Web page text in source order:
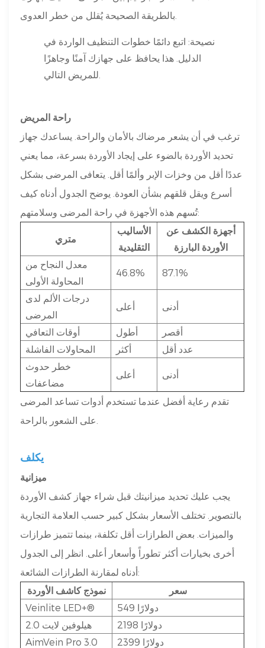
نصيحة: اتبع دائمًا خطوات التنظيف الواردة في
الدليل. هذا يحافظ على جهازك آمنًا وجاهزًا
راحة المريض
ترغب في أن يشعر مرضاك بالأمان والراحة. يساعدك جهاز
تحديد الأوردة بالضوء على إيجاد الأوردة بسرعة، مما يعني
عددًا أقل من وخزات الإبر وألمًا أقل. يتعافى المرضى بشكل
أسرع ويقل قلقهم بشأن العودة. يوضح الجدول أدناه كيف
تُسهم هذه الأجهزة في راحة المرضى وسلامتهم:
متري
الأساليب
التقليدية
أجهزة الكشف عن
الأوردة البارزة
معدل النجاح من
المحاولة الأولى
46.8% 87.1%
درجات الألم لدى
المرضى
أعلى أدنى
أوقات التعافي أطول
أقصر
المحاولات الفاشلة
أكثر
عدد أقل
خطر حدوث
مضاعفات
أعلى أدنى
تقدم رعاية أفضل عندما تستخدم أدوات تساعد المرضى
يكلف
ميزانية
يجب عليك تحديد ميزانيتك قبل شراء جهاز كشف الأوردة
بالتصوير. تختلف الأسعار بشكل كبير حسب العلامة التجارية
والميزات. بعض الطرازات أقل تكلفة، بينما تتميز طرازات
أخرى بخيارات أكثر تطوراً وأسعار أعلى. انظر إلى الجدول
أدناه لمقارنة الطرازات الشائعة:
نموذج كاشف الأوردة
سعر
Veinlite LED+®
549 دولارًا
هيلوفين لايت 2.0
2198 دولارًا
AimVein Pro 3.0
2399 دولارًا